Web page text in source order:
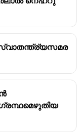
നെ
സ്വാതന്ത്ര്യസമര